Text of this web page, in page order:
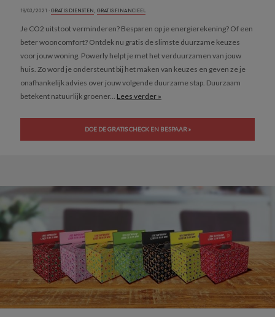
19/03/2021 ·GRATIS DIENSTEN, GRATIS FINANCIEEL
Je CO2 uitstoot verminderen? Besparen op je energierekening? Of een
beter wooncomfort? Ontdek nu gratis de slimste duurzame keuzes
voor jouw woning. Powerly helpt je met het verduurzamen van jouw
huis. Zo word je ondersteunt bij het maken van keuzes en geven ze je
onafhankelijk advies over jouw volgende duurzame stap. Duurzaam
betekent natuurlijk groener... Lees verder »
DOE DE GRATIS CHECK EN BESPAAR »